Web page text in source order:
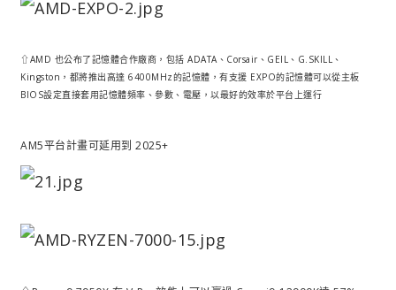
⇧AMD 也公布了記憶體合作廠商，包括 ADATA、Corsair、GEIL、G.SKILL、
Kingston，都將推出高達 6400MHz的記憶體，有支援 EXPO的記憶體可以從主板
BIOS設定直接套用記憶體頻率、參數、電壓，以最好的效率於平台上運行
AM5平台計畫可延用到 2025+